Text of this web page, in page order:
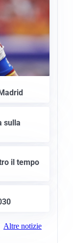
sulla
il tempo
Altre notizie